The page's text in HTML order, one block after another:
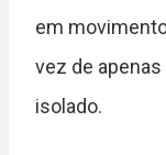
em
vez de
isolado.